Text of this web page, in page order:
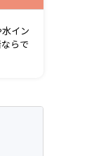
イン
らで